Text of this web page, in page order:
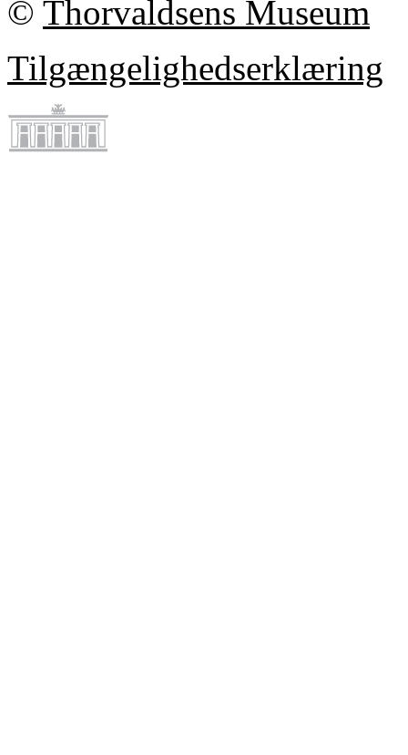
© Thorvaldsens Museum
Tilgængelighedserklæring